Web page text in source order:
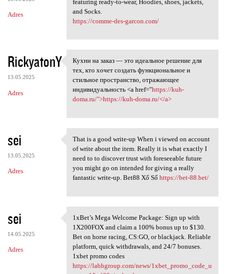
Adres
featuring ready-to-wear, Hoodies, shoes, jackets,
and Socks.
https://comme-des-garcon.com/
RickyatonY
13.05.2025
Adres
Кухни на заказ — это
Кухни на заказ — это идеальное решение для
тех, кто хочет создать функциональное и
стильное пространство, отражающее
индивидуальность <a href="https://kuh-
doma.ru/">https://kuh-doma.ru/</a>
sei
13.05.2025
Adres
That is a good write-up When
That is a good write-up When i viewed on account
of write about the item. Really it is what exactly I
need to to discover trust with foreseeable future
you might go on intended for giving a really
fantastic write-up. Bet88 Xổ Số https://bet-88.bet/
sei
14.05.2025
Adres
1xBet’s Mega Welcome Package:
1xBet’s Mega Welcome Package: Sign up with
1X200FOX and claim a 100% bonus up to $130.
Bet on horse racing, CS:GO, or blackjack. Reliable
platform, quick withdrawals, and 24/7 bonuses.
1xbet promo codes
https://labhgroup.com/news/1xbet_promo_code_u